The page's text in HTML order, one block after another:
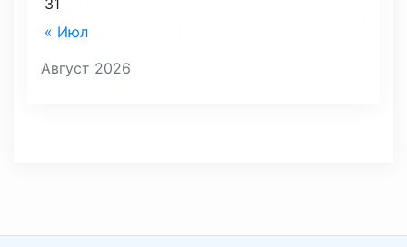
Август 2026
« Июл